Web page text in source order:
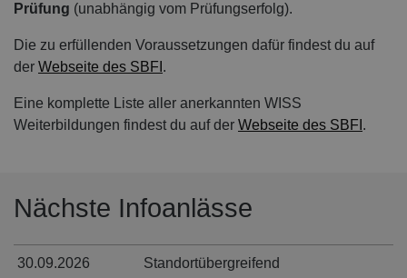
Prüfung (unabhängig vom Prüfungserfolg).
Die zu erfüllenden Voraussetzungen dafür findest du auf
der Webseite des SBFI .
Eine komplette Liste aller anerkannten WISS
Weiterbildungen findest du auf der Webseite des SBFI .
Nächste Infoanlässe
30.09.2026
Standortübergreifend